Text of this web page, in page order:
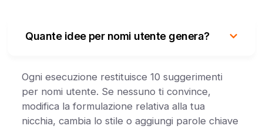
Quante idee per nomi utente genera?
Ogni esecuzione restituisce 10 suggerimenti
per nomi utente. Se nessuno ti convince,
modifica la formulazione relativa alla tua
nicchia, cambia lo stile o aggiungi parole chiave